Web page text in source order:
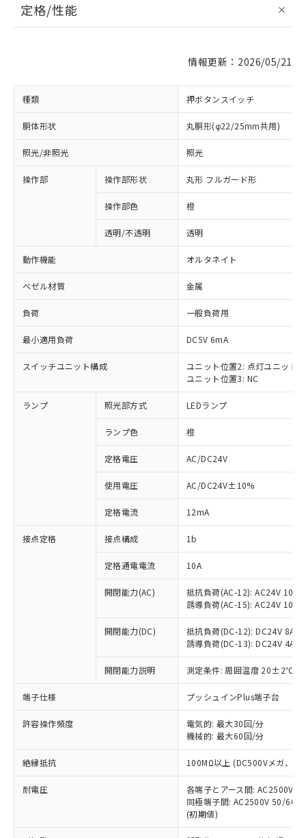
定格/性能
情報更新：2026/05/21
種類 押ボタンスイッチ
胴体形状 丸胴形(φ22/25mm共用)
照光/非照光 照光
操作部 操作部形状 丸形 フルガード形
操作部色 橙
透明/不透明 透明
動作機能 オルタネイト
ベゼル材質 金属
負荷 一般負荷用
最小適用負荷 DC5V 6mA
スイッチユニット構成
ユニット位置2: 点灯ユニット
ユニット位置3: NC
ランプ 照光部方式 LEDランプ
ランプ色 橙
定格電圧 AC/DC24V
使用電圧 AC/DC24V±10%
定格電流 12mA
接点定格 接点構成 1b
定格通電電流 10A
開閉能力(AC)
抵抗負荷(AC-12): AC24V 10A/
誘導負荷(AC-15): AC24V
開閉能力(DC)
抵抗負荷(DC-12): DC24V 8A/
誘導負荷(DC-13): DC24V 4A/
開閉能力説明 測定条件: 周囲温度 20±2℃、
端子仕様 プッシュインPlus端子台
許容操作頻度
電気的: 最大30回/分
機械的: 最大60回/分
絶縁抵抗 100MΩ以上 (DC500Vメガ、点
耐電圧
各端子とアース間: AC2500V
同極端子間: AC2500V 50/
(初期値)
ご利用条件
以下の条件をお読みいただき、同意のうえ
ご利用ください。
本サービスは、当社制御機器事業取扱
商品の当社在庫状況および標準価格
(税抜)を提供させていただくもので
当社制御機器事業取扱商品の中には、
本サービスの対象外となる商品もある
ことをご了承ください。
在庫状況および標準価格照会結果は、
記載している更新日時点での社内デー
タに基づき作成されるものであり、閲
覧された時点での実際の在庫および標
準価格とは異なる場合があることをご
※1 対応状況
対応済み：EU RoHS指令（10物質）の
非含有に対応した製品が提供可能な商品で
対応予定：EU RoHS指令（10物質）の非含
有に対応した製品に切り替える予定のある
対応予定なし：EU RoHS指令（10物質）の
非含有に非対応の商品で、対応品を出す予
定はありません。
調査・確認中：EU RoHS指令（10物質）の
非含有の対応状況を調査中または確認中の
非該当品：ライセンス料など無形物で、有
害物質有無と関係のない商品です。
仕入先様の事情により、非含有部品として
いたものが、含有品と判明した場合などや
むを得ず変更することがあります。
鉛(Pb) 1000ppm以下、 水銀(Hg) 1000ppm以下、 カド
六価クロム(Cr(Ⅵ)) 1000ppm以下、ポリ臭化ビフェニル
類(PBB) 1000ppm以下、ポリ臭化ジフェニルエーテル類
(PBDE) 1000ppm以下、フタル酸ビス(2-エチルヘキシ
※1 中国RoHS○×表
「○」：最大均質材料含有率が中国RoHSの
基準値以下であることを示します。
「×」：最大均質材料含有率が中国RoHSの
基準値を超えていることを示します。
「－」：未確認です。当社販売部門へお問
い合わせください。
*中国RoHS10物質の基準値 (GB/T26572)：
Pb(鉛) :1000ppm、 Hg(水銀) : 1000ppm、 Cd(カドミウ
Cr(Ⅵ)(六価クロム) : 1000ppm、 PBBs(ポリ臭化ビフェ
当社は、これら貴社製品のうち、外国
為替および外国貿易法に定める商品
（以下｢規制貨物等」という）を輸出
国政府の輸出許可(または役務取引許
可)を取得するなどの必要な手続きを